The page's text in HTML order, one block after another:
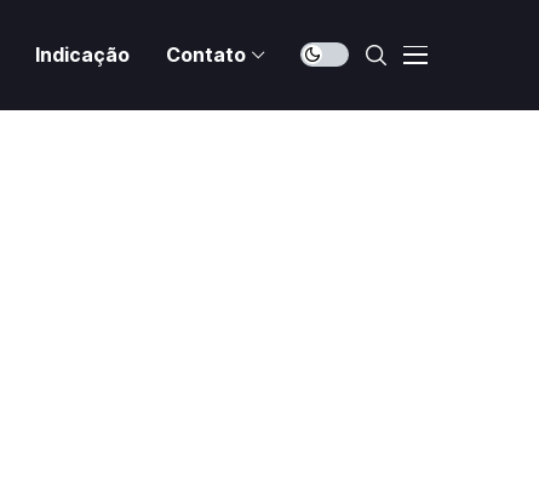
Indicação Contato